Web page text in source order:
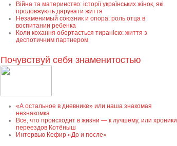
Війна та материнство: історії українських жінок, які
продовжують дарувати життя
Незаменимый союзник и опора: роль отца в
воспитании ребенка
Коли кохання обертається тиранією: життя з
деспотичним партнером
Почувствуй себя знаменитостью
«А остальное в дневнике» или наша знакомая
незнакомка
Все, что происходит в жизни — к лучшему, или хроники
переездов Котёныш
Интервью Кефир «До и после»